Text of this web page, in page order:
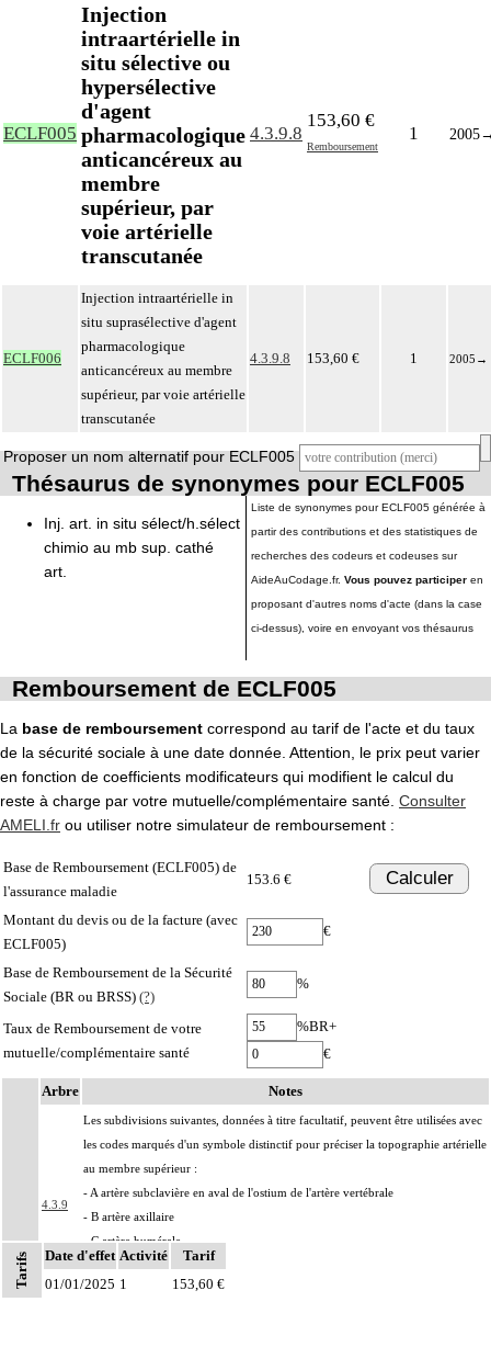
ECLF005
Injection
intraartérielle in
situ sélective ou
hypersélective
d'agent
pharmacologique
anticancéreux au
membre
supérieur, par
voie artérielle
transcutanée
4.3.9.8
153,60 €
Remboursement
1 2005
ECLF006
Injection intraartérielle in
situ suprasélective d'agent
pharmacologique
anticancéreux au membre
supérieur, par voie artérielle
transcutanée
4.3.9.8 153,60 € 1 2005 →
Proposer un nom alternatif pour ECLF005
Thésaurus de synonymes pour ECLF005
Inj. art. in situ sélect/h.sélect
chimio au mb sup. cathé
art.
Liste de synonymes pour ECLF005 générée à
partir des contributions et des statistiques de
recherches des codeurs et codeuses sur
AideAuCodage.fr. Vous pouvez participer en
proposant d'autres noms d'acte (dans la case
ci-dessus), voire en envoyant vos thésaurus
Remboursement de ECLF005
La base de remboursement correspond au tarif de l'acte et du taux
de la sécurité sociale à une date donnée. Attention, le prix peut varier
en fonction de coefficients modificateurs qui modifient le calcul du
reste à charge par votre mutuelle/complémentaire santé. Consulter
AMELI.fr ou utiliser notre simulateur de remboursement :
Base de Remboursement (ECLF005) de
l'assurance maladie
153.6 € Calculer
Montant du devis ou de la facture (avec
ECLF005)
€
Base de Remboursement de la Sécurité
Sociale (BR ou BRSS) (?)
%
Taux de Remboursement de votre
mutuelle/complémentaire santé
%BR+
€
Arbre Notes
4.3.9
Les subdivisions suivantes, données à titre facultatif, peuvent être utilisées avec
les codes marqués d'un symbole distinctif pour préciser la topographie artérielle
au membre supérieur :
- A artère subclavière en aval de l'ostium de l'artère vertébrale
- B artère axillaire
- C artère humérale
- D artère radiale
- E artère ulnaire
Tarifs Date d'effet Activité
Tarif
01/01/2025 1 153,60 €